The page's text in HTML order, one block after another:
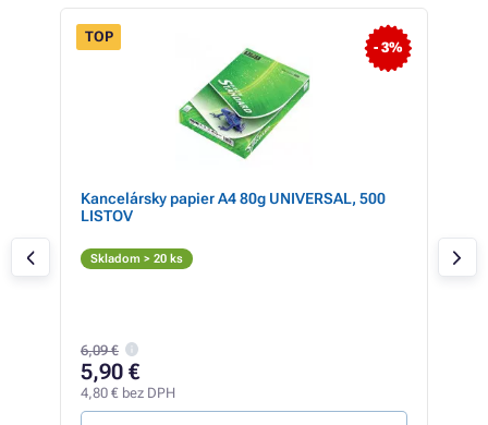
- 3%
TOP
Kancelársky papier A4 80g UNIVERSAL, 500
LISTOV
Skladom > 20 ks
6,09 €
5,90 €
4,80 € bez DPH